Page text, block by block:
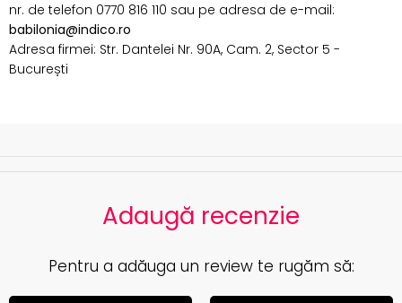
nr. de telefon 0770 816 110 sau pe adresa de e-mail:
babilonia@indico.ro
Adresa firmei: Str. Dantelei Nr. 90A, Cam. 2, Sector 5 -
București
Adaugă recenzie
Pentru a adăuga un review te rugăm să: